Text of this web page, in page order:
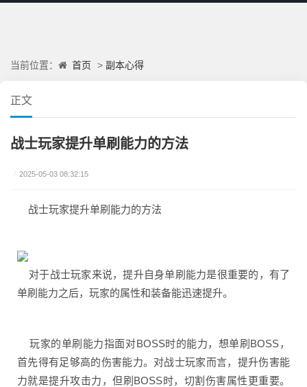
当前位置： 首页 > 副本心得
正文
战士玩家提升单刷能力的方法
/ 2025-05-03 08:32:15
战士玩家提升单刷能力的方法
对于战士玩家来说，提升自身单刷能力是很重要的，有了
单刷能力之后，玩家的属性和装备能迅速提升。
玩家的单刷能力指面对BOSS时的能力，想单刷BOSS，
首先得有足够高的伤害能力。对战士玩家而言，提升伤害能
力就是提升攻击力，但刷BOSS时，切割伤害属性更重要。